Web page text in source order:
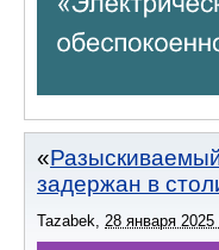
задержан в
Tazabek 28 января 2025